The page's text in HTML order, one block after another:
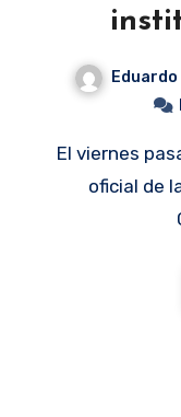
Eduardo
El viernes pasado se realizó la inauguración
oficial de